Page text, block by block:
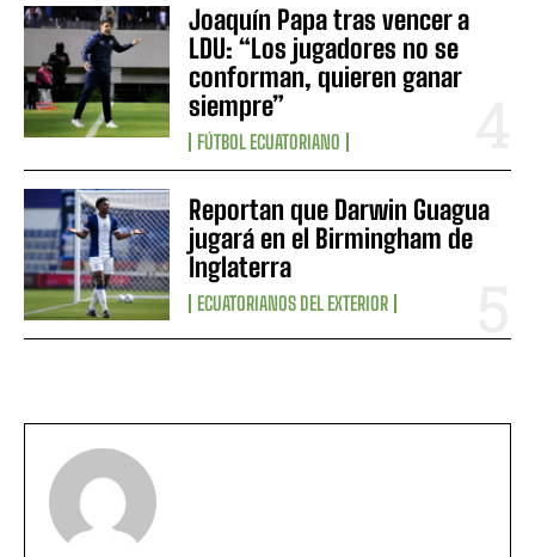
Joaquín Papa tras vencer a
LDU: “Los jugadores no se
conforman, quieren ganar
siempre”
FÚTBOL ECUATORIANO
Reportan que Darwin Guagua
jugará en el Birmingham de
Inglaterra
ECUATORIANOS DEL EXTERIOR